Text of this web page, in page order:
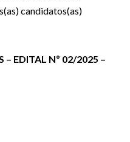
candidatos(as)
– EDITAL Nº 02/2025 –